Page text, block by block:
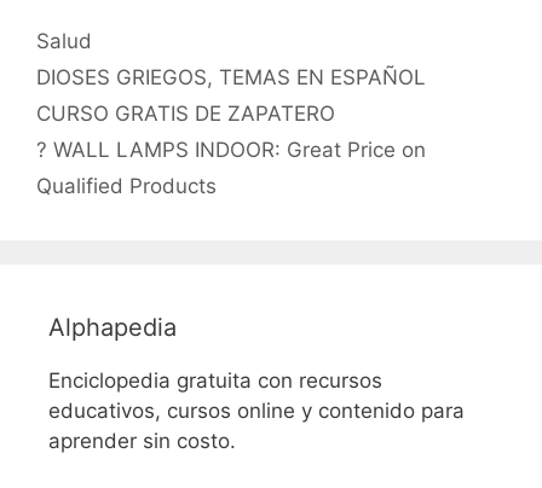
Categorías
Salud
Etiquetas
DIOSES GRIEGOS, TEMAS EN ESPAÑOL
CURSO GRATIS DE ZAPATERO
? WALL LAMPS INDOOR: Great Price on
Qualified Products
Alphapedia
Enciclopedia gratuita con recursos
educativos, cursos online y contenido para
aprender sin costo.